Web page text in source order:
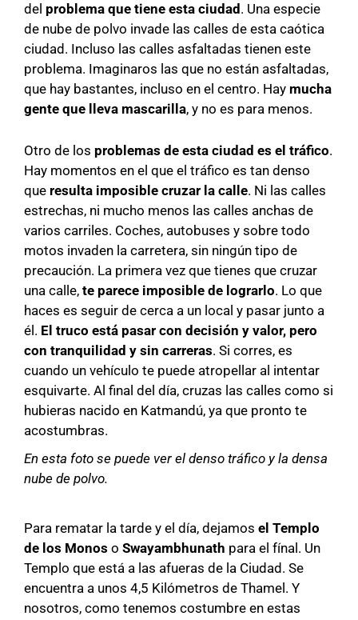
del problema que tiene esta ciudad. Una especie
de nube de polvo invade las calles de esta caótica
ciudad. Incluso las calles asfaltadas tienen este
problema. Imaginaros las que no están asfaltadas,
que hay bastantes, incluso en el centro. Hay mucha
gente que lleva mascarilla, y no es para menos.
Otro de los problemas de esta ciudad es el tráfico.
Hay momentos en el que el tráfico es tan denso
que resulta imposible cruzar la calle. Ni las calles
estrechas, ni mucho menos las calles anchas de
varios carriles. Coches, autobuses y sobre todo
motos invaden la carretera, sin ningún tipo de
precaución. La primera vez que tienes que cruzar
una calle, te parece imposible de lograrlo. Lo que
haces es seguir de cerca a un local y pasar junto a
él. El truco está pasar con decisión y valor, pero
con tranquilidad y sin carreras. Si corres, es
cuando un vehículo te puede atropellar al intentar
esquivarte. Al final del día, cruzas las calles como si
hubieras nacido en Katmandú, ya que pronto te
acostumbras.
En esta foto se puede ver el denso tráfico y la densa
nube de polvo.
Para rematar la tarde y el día, dejamos el Templo
de los Monos o Swayambhunath para el fínal. Un
Templo que está a las afueras de la Ciudad. Se
encuentra a unos 4,5 Kilómetros de Thamel. Y
nosotros, como tenemos costumbre en estas